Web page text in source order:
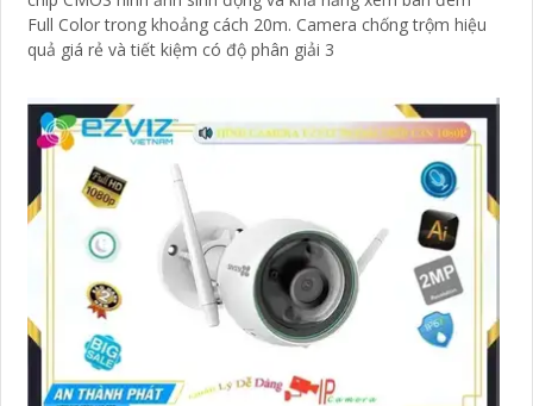
Full Color trong khoảng cách 20m. Camera chống trộm hiệu
quả giá rẻ và tiết kiệm có độ phân giải 3